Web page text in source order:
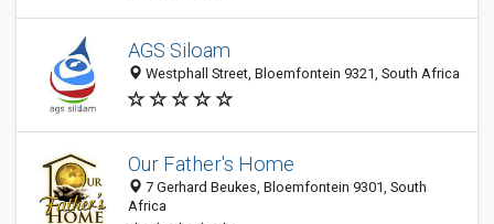
AGS Siloam
Westphall Street, Bloemfontein 9321, South Africa
Our Father's Home
7 Gerhard Beukes, Bloemfontein 9301, South
Africa